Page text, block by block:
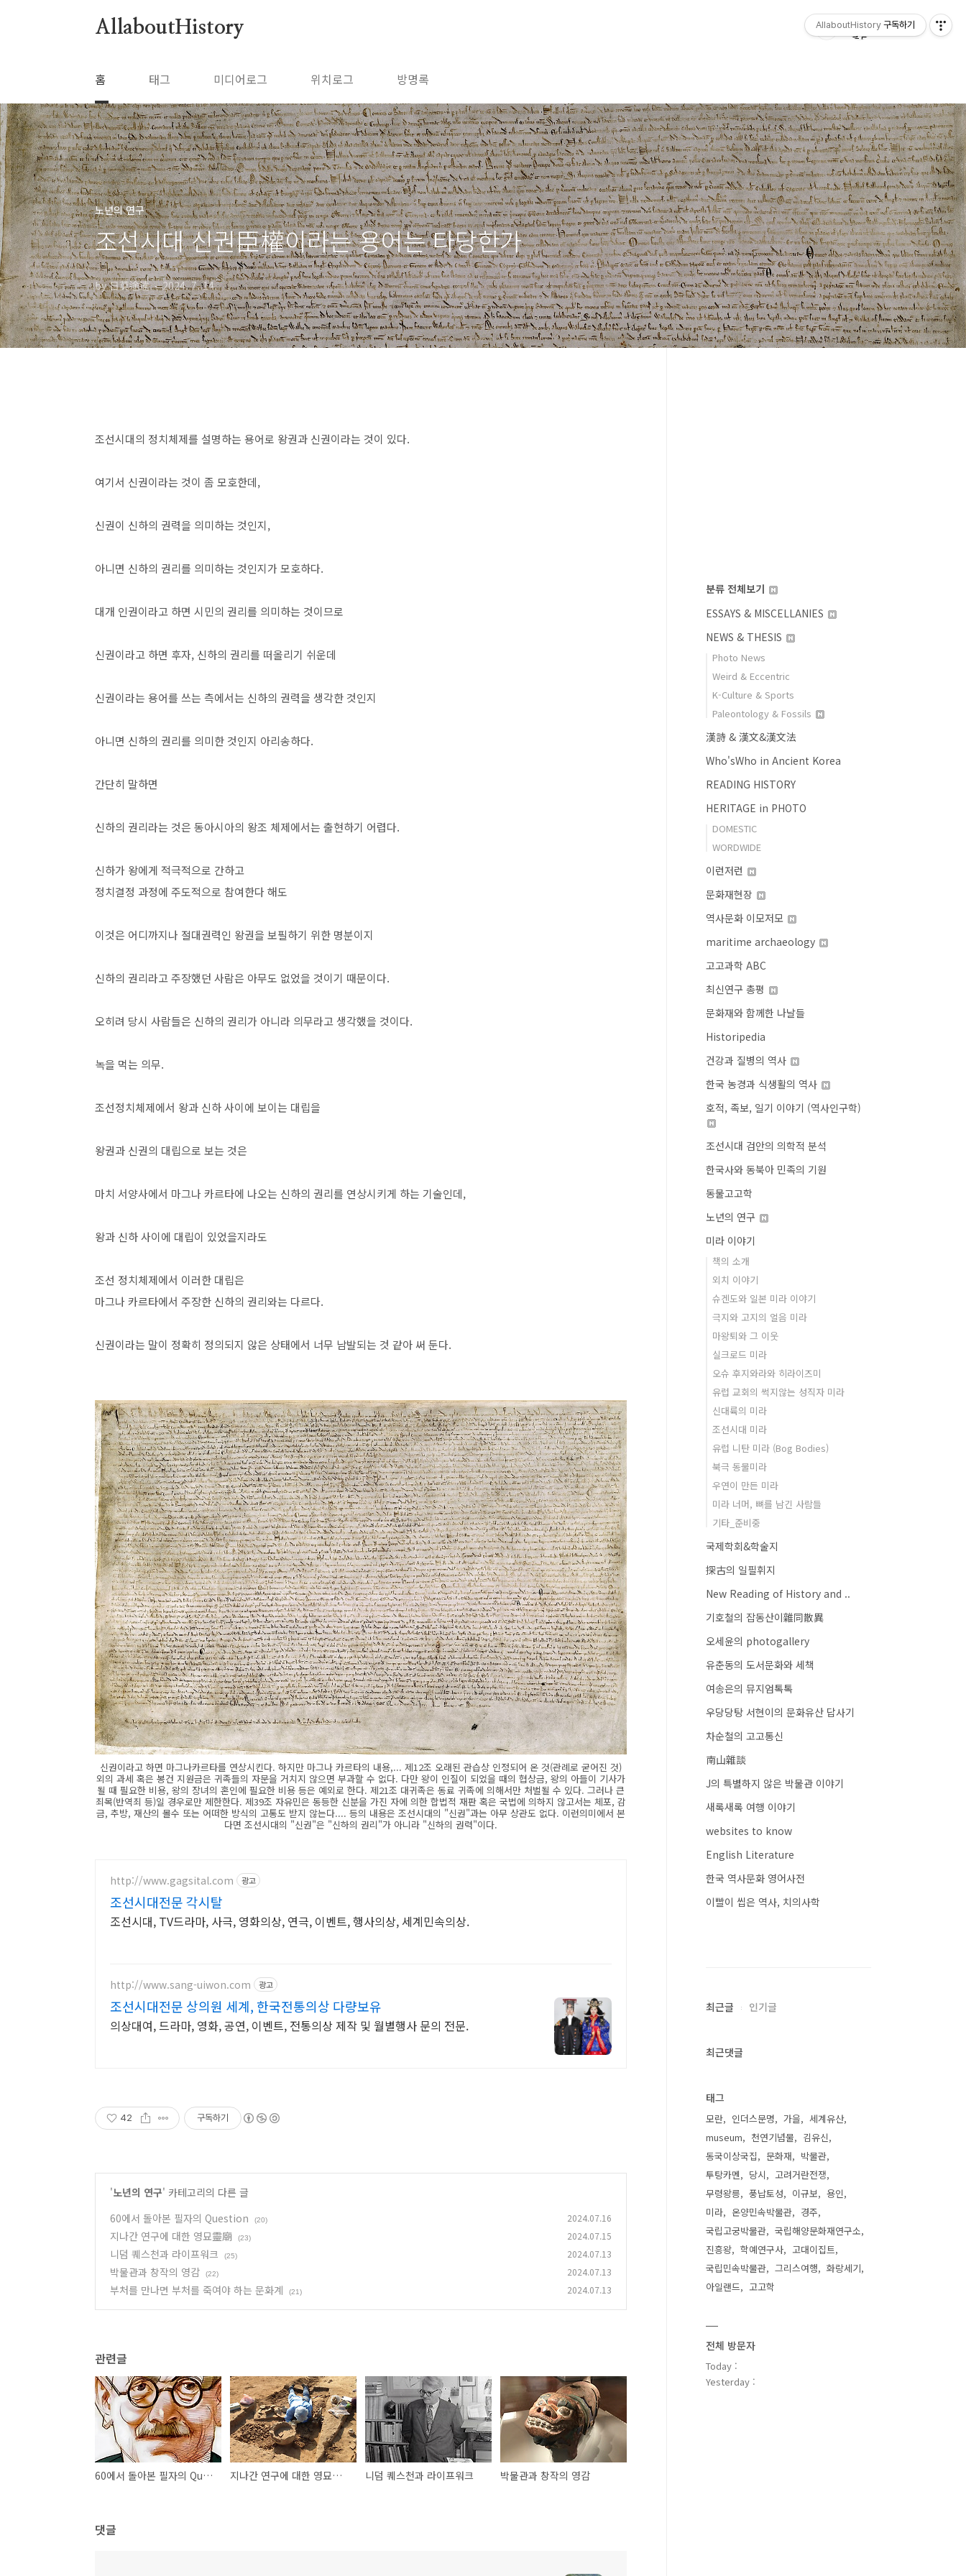
AllaboutHistory
홈 태그 미디어로그 위치로그 방명록
노년의 연구
조선시대 신권臣權이라는 용어는 타당한가
by 日莫途遠 2024. 7. 14.
조선시대의 정치체제를 설명하는 용어로 왕권과 신권이라는 것이 있다.
여기서 신권이라는 것이 좀 모호한데,
신권이 신하의 권력을 의미하는 것인지,
아니면 신하의 권리를 의미하는 것인지가 모호하다.
대개 인권이라고 하면 시민의 권리를 의미하는 것이므로
신권이라고 하면 후자, 신하의 권리를 떠올리기 쉬운데
신권이라는 용어를 쓰는 측에서는 신하의 권력을 생각한 것인지
아니면 신하의 권리를 의미한 것인지 아리송하다.
간단히 말하면
신하의 권리라는 것은 동아시아의 왕조 체제에서는 출현하기 어렵다.
신하가 왕에게 적극적으로 간하고
정치결정 과정에 주도적으로 참여한다 해도
이것은 어디까지나 절대권력인 왕권을 보필하기 위한 명분이지
신하의 권리라고 주장했던 사람은 아무도 없었을 것이기 때문이다.
오히려 당시 사람들은 신하의 권리가 아니라 의무라고 생각했을 것이다.
녹을 먹는 의무.
조선정치체제에서 왕과 신하 사이에 보이는 대립을
왕권과 신권의 대립으로 보는 것은
마치 서양사에서 마그나 카르타에 나오는 신하의 권리를 연상시키게 하는 기술인데,
왕과 신하 사이에 대립이 있었을지라도
조선 정치체제에서 이러한 대립은
마그나 카르타에서 주장한 신하의 권리와는 다르다.
신권이라는 말이 정확히 정의되지 않은 상태에서 너무 남발되는 것 같아 써 둔다.
신권이라고 하면 마그나카르타를 연상시킨다. 하지만 마그나 카르타의 내용,... 제12조 오래된 관습상 인정되어 온 것(관례로 굳어진 것)
외의 과세 혹은 봉건 지원금은 귀족들의 자문을 거치지 않으면 부과할 수 없다. 다만 왕이 인질이 되었을 때의 협상금, 왕의 아들이 기사가
될 때 필요한 비용, 왕의 장녀의 혼인에 필요한 비용 등은 예외로 한다. 제21조 대귀족은 동료 귀족에 의해서만 처벌될 수 있다. 그러나 큰
죄목(반역죄 등)일 경우로만 제한한다. 제39조 자유민은 동등한 신분을 가진 자에 의한 합법적 재판 혹은 국법에 의하지 않고서는 체포, 감
금, 추방, 재산의 몰수 또는 어떠한 방식의 고통도 받지 않는다.... 등의 내용은 조선시대의 "신권"과는 아무 상관도 없다. 이런의미에서 본
다면 조선시대의 "신권"은 "신하의 권리"가 아니라 "신하의 권력"이다.
http://www.gagsital.com 광고
조선시대전문 각시탈
조선시대, TV드라마, 사극, 영화의상, 연극, 이벤트, 행사의상, 세계민속의상.
http://www.sang-uiwon.com 광고
조선시대전문 상의원 세계, 한국전통의상 다량보유
의상대여, 드라마, 영화, 공연, 이벤트, 전통의상 제작 및 월별행사 문의 전문.
42 구독하기
'노년의 연구' 카테고리의 다른 글
60에서 돌아본 필자의 Question
(20) 2024.07.16
지나간 연구에 대한 영묘靈廟 (23) 2024.07.15
니덤 퀘스천과 라이프워크 (25) 2024.07.13
박물관과 창작의 영감 (22) 2024.07.13
부처를 만나면 부처를 죽여야 하는 문화계 (21) 2024.07.13
관련글
60에서 돌아본 필자의 Question 지나간 연구에 대한 영묘靈廟 니덤 퀘스천과 라이프워크 박물관과 창작의 영감
댓글
분류 전체보기
ESSAYS & MISCELLANIES
NEWS & THESIS
Photo News
Weird & Eccentric
K-Culture & Sports
Paleontology & Fossils
漢詩 & 漢文&漢文法
Who'sWho in Ancient Korea
READING HISTORY
HERITAGE in PHOTO
DOMESTIC
WORDWIDE
이런저런
문화재현장
역사문화 이모저모
maritime archaeology
고고과학 ABC
최신연구 총평
문화재와 함께한 나날들
Historipedia
건강과 질병의 역사
한국 농경과 식생활의 역사
호적, 족보, 일기 이야기 (역사인구학)
조선시대 검안의 의학적 분석
한국사와 동북아 민족의 기원
동물고고학
노년의 연구
미라 이야기
책의 소개
외치 이야기
슈겐도와 일본 미라 이야기
극지와 고지의 얼음 미라
마왕퇴와 그 이웃
실크로드 미라
오슈 후지와라와 히라이즈미
유럽 교회의 썩지않는 성직자 미라
신대륙의 미라
조선시대 미라
유럽 니탄 미라 (Bog Bodies)
북극 동물미라
우연이 만든 미라
미라 너머, 뼈를 남긴 사람들
기타_준비중
국제학회&학술지
探古의 일필휘지
New Reading of History and ..
기호철의 잡동산이雜同散異
오세윤의 photogallery
유춘동의 도서문화와 세책
여송은의 뮤지엄톡톡
우당당탕 서현이의 문화유산 답사기
차순철의 고고통신
南山雜談
J의 특별하지 않은 박물관 이야기
새록새록 여행 이야기
websites to know
English Literature
한국 역사문화 영어사전
이빨이 씹은 역사, 치의사학
최근글 인기글
최근댓글
태그
모란 인더스문명 가을
세계유산
museum
천연기념물
김유신
동국이상국집
문화재
박물관
투탕카멘
당시
고려거란전쟁
무령왕릉
풍납토성 이규보
용인
미라
온양민속박물관
경주
국립고궁박물관
국립해양문화재연구소
진흥왕
학예연구사
고대이집트
국립민속박물관
그리스여행
화랑세기
아일랜드
고고학
전체 방문자
Today :
Yesterday :
AllaboutHistory 구독하기